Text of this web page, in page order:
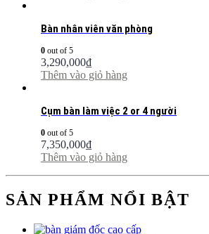
Bàn nhân viên văn phòng
0 out of 5
3,290,000₫
Thêm vào giỏ hàng
Cụm bàn làm việc 2 or 4 người
0 out of 5
7,350,000₫
Thêm vào giỏ hàng
SẢN PHẨM NỔI BẬT